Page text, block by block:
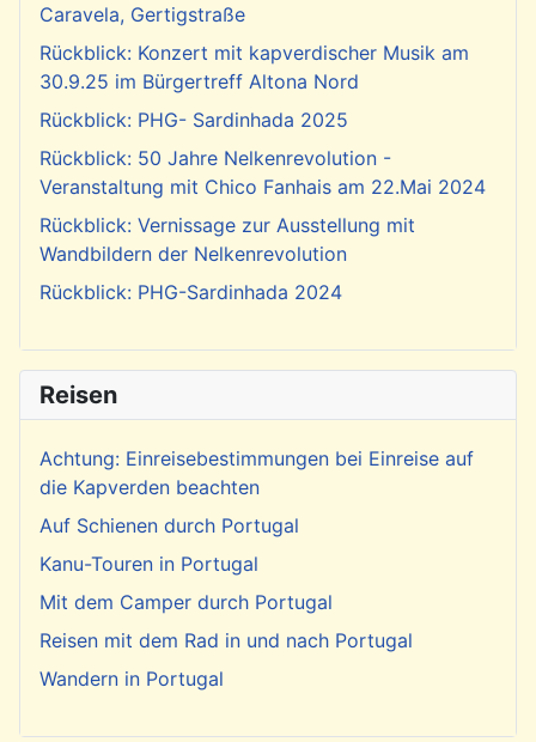
Caravela, Gertigstraße
Rückblick: Konzert mit kapverdischer Musik am
30.9.25 im Bürgertreff Altona Nord
Rückblick: PHG- Sardinhada 2025
Rückblick: 50 Jahre Nelkenrevolution -
Veranstaltung mit Chico Fanhais am 22.Mai 2024
Rückblick: Vernissage zur Ausstellung mit
Wandbildern der Nelkenrevolution
Rückblick: PHG-Sardinhada 2024
Reisen
Achtung: Einreisebestimmungen bei Einreise auf
die Kapverden beachten
Auf Schienen durch Portugal
Kanu-Touren in Portugal
Mit dem Camper durch Portugal
Reisen mit dem Rad in und nach Portugal
Wandern in Portugal